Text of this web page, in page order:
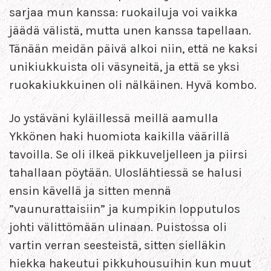
sarjaa mun kanssa: ruokailuja voi vaikka
jäädä välistä, mutta unen kanssa tapellaan.
Tänään meidän päivä alkoi niin, että ne kaksi
unikiukkuista oli väsyneitä, ja että se yksi
ruokakiukkuinen oli nälkäinen. Hyvä kombo.
Jo ystäväni kyläillessä meillä aamulla
Ykkönen haki huomiota kaikilla väärillä
tavoilla. Se oli ilkeä pikkuveljelleen ja piirsi
tahallaan pöytään. Uloslähtiessä se halusi
ensin kävellä ja sitten mennä
”vaunurattaisiin” ja kumpikin lopputulos
johti välittömään ulinaan. Puistossa oli
vartin verran seesteistä, sitten sielläkin
hiekka hakeutui pikkuhousuihin kun muut